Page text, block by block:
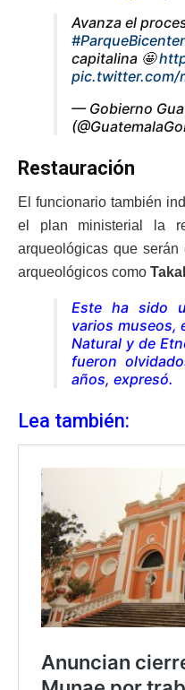
Avanza el
capitalina 🤩
pic.twitter.com/
— Gobierno
Restauración
El funcionario también
el plan ministerial la
arqueológicas que
arqueológicos como
Este ha sido
varios museos,
Natural y de
fueron
años, expresó.
Lea también: